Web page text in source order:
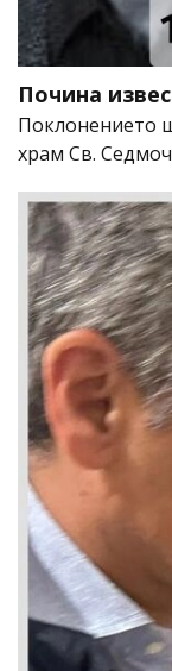
Почина
Поклонението
храм Св.